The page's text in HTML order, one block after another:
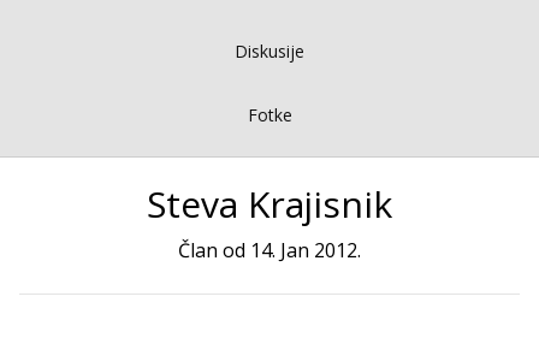
Diskusije
Fotke
Steva Krajisnik
Član od 14. Jan 2012.